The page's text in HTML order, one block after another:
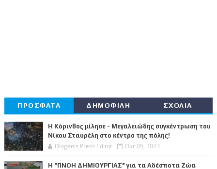
ΠΡΟΣΦΑΤΑ ΔΗΜΟΦΙΛΗ ΣΧΟΛΙΑ
Η Κόρινθος μίλησε - Μεγαλειώδης συγκέντρωση του
Νίκου Σταυρέλη στο κέντρο της πόλης!
Diogenis Press Editor Οκτ 05, 2023
Η "ΠΝΟΗ ΔΗΜΙΟΥΡΓΙΑΣ" για τα Αδέσποτα Ζώα